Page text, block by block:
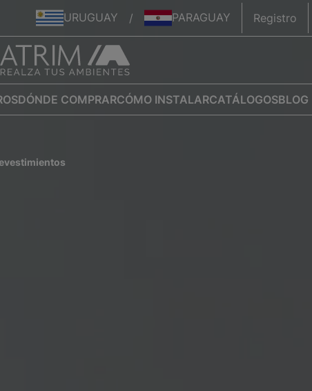
URUGUAY / PARAGUAY Registro
DÓNDE COMPRARCÓMO INSTALARCATÁLOGOSBLOG